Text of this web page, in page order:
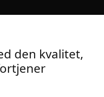
den kvalitet,